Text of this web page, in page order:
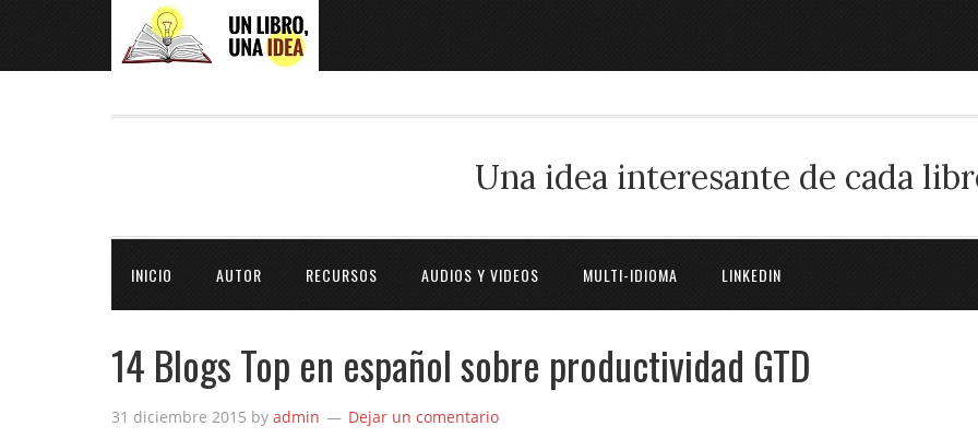
Una idea interesante de cada
INICIO AUTOR RECURSOS AUDIOS Y VIDEOS MULTI-IDIOMA LINKEDIN
14 Blogs Top en español sobre productividad GTD
31 diciembre 2015 by admin Dejar un comentario